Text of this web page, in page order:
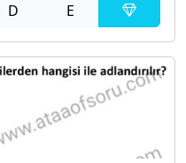
D E